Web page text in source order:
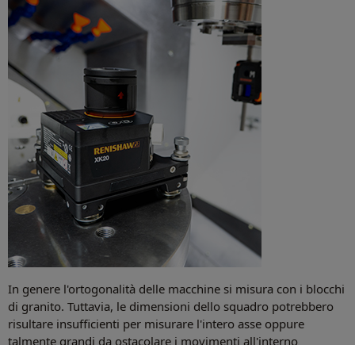
In genere l'ortogonalità delle macchine si misura con i blocchi
di granito. Tuttavia, le dimensioni dello squadro potrebbero
risultare insufficienti per misurare l'intero asse oppure
talmente grandi da ostacolare i movimenti all'interno